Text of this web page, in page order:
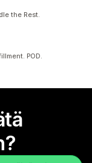
the Rest.
POD.